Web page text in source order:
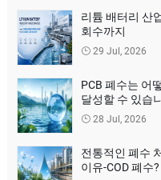
리튬 배터리 산
회수까지
29 Jul, 2026
PCB 폐수는 어
달성할 수 있습
28 Jul, 2026
전통적인 폐수
이유-COD 폐수?